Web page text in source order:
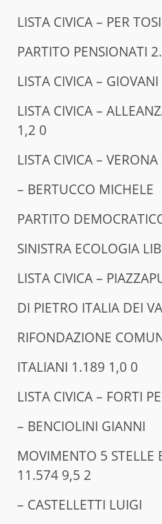
LISTA CIVICA – PER
PARTITO PENSIONATI
LISTA CIVICA –
LISTA CIVICA –
1,2 0
LISTA CIVICA –
– BERTUCCO MICHELE
PARTITO
SINISTRA ECOLOGIA
LISTA CIVICA –
DI PIETRO ITALIA DEI
RIFONDAZIONE
ITALIANI 1.189 1,0 0
LISTA CIVICA – FORTI
– BENCIOLINI GIANNI
MOVIMENTO 5 STELLE
11.574 9,5 2
– CASTELLETTI LUIGI